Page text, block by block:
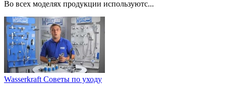
Во всех моделях продукции используютс...
Wasserkraft Советы по уходу